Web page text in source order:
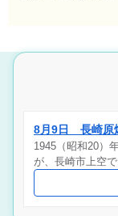
8月9日 長崎原
1945（昭和20）
が、長崎市上空で